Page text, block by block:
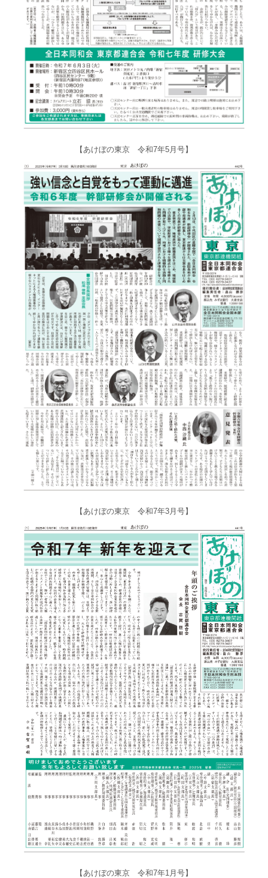
【あけぼの東京 令和7年5月号】
【あけぼの東京 令和7年3月号】
【あけぼの東京 令和7年1月号】